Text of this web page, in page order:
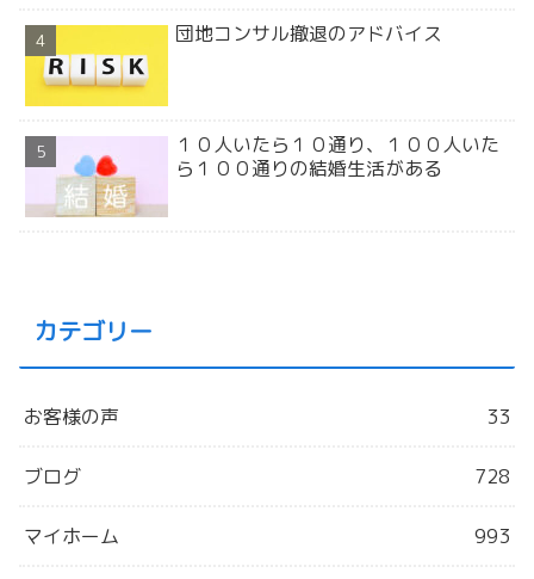
団地コンサル撤退のアドバイス
１０人いたら１０通り、１００人いた
ら１００通りの結婚生活がある
カテゴリー
お客様の声 33
ブログ 728
マイホーム 993